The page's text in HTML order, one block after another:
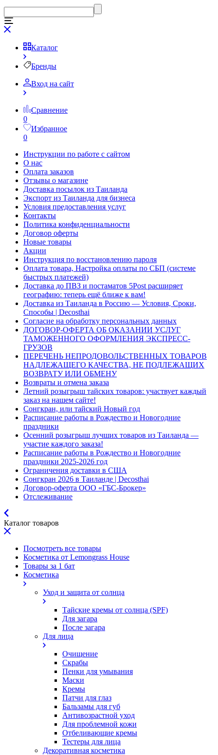
Каталог
Бренды
Вход на сайт
Сравнение
0
Избранное
0
Инструкции по работе с сайтом
О нас
Оплата заказов
Отзывы о магазине
Доставка посылок из Таиланда
Экспорт из Таиланда для бизнеса
Условия предоставления услуг
Контакты
Политика конфиденциальности
Договор оферты
Новые товары
Акции
Инструкция по восстановлению пароля
Оплата товара, Настройка оплаты по СБП (системе
быстрых платежей)
Доставка до ПВЗ и постаматов 5Post расширяет
географию: теперь ещё ближе к вам!
Доставка из Таиланда в Россию — Условия, Сроки,
Способы | Decosthai
Согласие на обработку персональных данных
ДОГОВОР-ОФЕРТА ОБ ОКАЗАНИИ УСЛУГ
ТАМОЖЕННОГО ОФОРМЛЕНИЯ ЭКСПРЕСС-
ГРУЗОВ
ПЕРЕЧЕНЬ НЕПРОДОВОЛЬСТВЕННЫХ ТОВАРОВ
НАДЛЕЖАЩЕГО КАЧЕСТВА, НЕ ПОДЛЕЖАЩИХ
ВОЗВРАТУ ИЛИ ОБМЕНУ
Возвраты и отмена заказа
Летний розыгрыш тайских товаров: участвует каждый
заказ на нашем сайте!
Сонгкран, или тайский Новый год
Расписание работы в Рождество и Новогодние
праздники
Осенний розыгрыш лучших товаров из Таиланда —
участие каждого заказа!
Расписание работы в Рождество и Новогодние
праздники 2025-2026 год
Ограничения доставки в США
Сонгкран 2026 в Таиланде | Decosthai
Договор-оферта ООО «ГБС-Брокер»
Отслеживание
Каталог товаров
Посмотреть все товары
Косметика от Lemongrass House
Товары за 1 бат
Косметика
Уход и защита от солнца
Тайские кремы от солнца (SPF)
Для загара
После загара
Для лица
Очищение
Скрабы
Пенки для умывания
Маски
Кремы
Патчи для глаз
Бальзамы для губ
Антивозрастной уход
Для проблемной кожи
Oтбеливающие кремы
Тестеры для лица
Декоративная косметика